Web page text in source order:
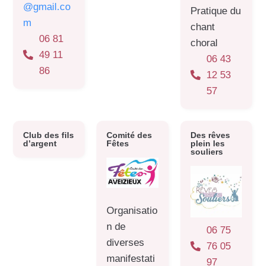
@gmail.co
m
06 81
49 11
86
Pratique du
chant
choral
06 43
12 53
57
Club des fils
d’argent
Comité des
Fêtes
Organisatio
n de
diverses
manifestati
Des rêves
plein les
souliers
06 75
76 05
97